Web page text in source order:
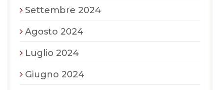
Settembre 2024
Agosto 2024
Luglio 2024
Giugno 2024